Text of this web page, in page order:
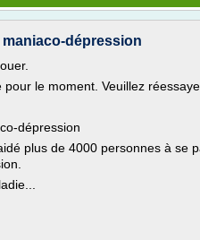
dépression
le moment. Veuillez
dépression
plus de 4000 personnes à se